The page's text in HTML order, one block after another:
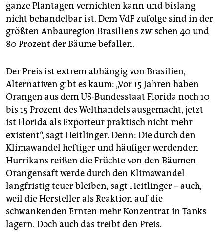
ganze Plantagen vernichten kann und bislang
nicht behandelbar ist. Dem VdF zufolge sind in der
größten Anbauregion Brasiliens zwischen 40 und
80 Prozent der Bäume befallen.
Der Preis ist extrem abhängig von Brasilien,
Alternativen gibt es kaum: „Vor 15 Jahren haben
Orangen aus dem US-Bundesstaat Florida noch 10
bis 15 Prozent des Welthandels ausgemacht, jetzt
ist Florida als Exporteur praktisch nicht mehr
existent“, sagt Heitlinger. Denn: Die durch den
Klimawandel heftiger und häufiger werdenden
Hurrikans reißen die Früchte von den Bäumen.
Orangensaft werde durch den Klimawandel
langfristig teuer bleiben, sagt Heitlinger – auch,
weil die Hersteller als Reaktion auf die
schwankenden Ernten mehr Konzentrat in Tanks
lagern. Doch auch das treibt den Preis.